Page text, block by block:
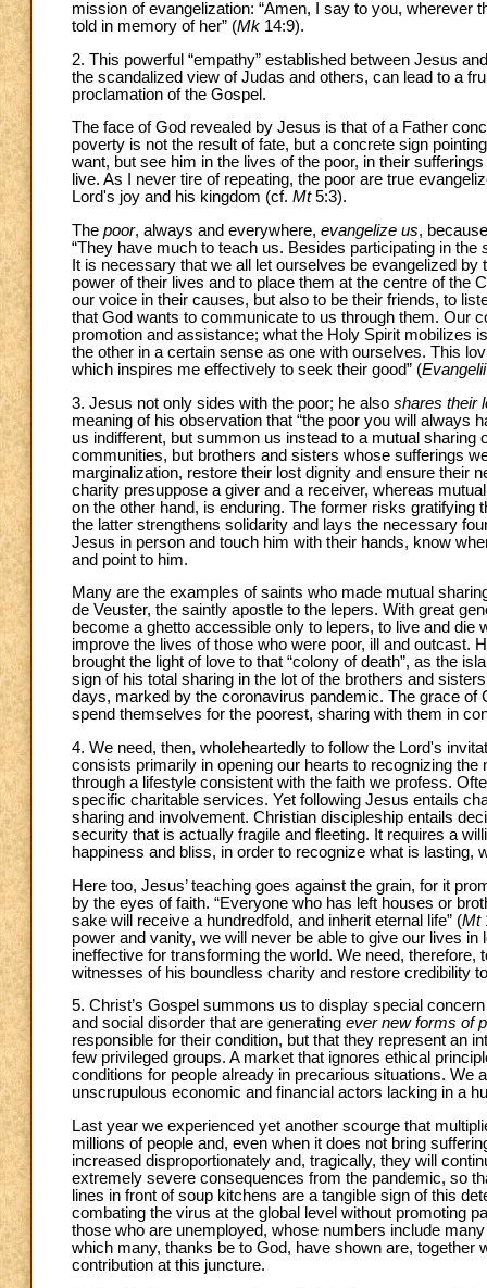
mission of evangelization: “Amen, I say to you, wherever
told in memory of her” (Mk 14:9).
2. This powerful “empathy” established between Jesus
the scandalized view of Judas and others, can lead to a
proclamation of the Gospel.
The face of God revealed by Jesus is that of a Father
poverty is not the result of fate, but a concrete sign
want, but see him in the lives of the poor, in their
live. As I never tire of repeating, the poor are true
Lord's joy and his kingdom (cf. Mt5:3).
The poor, always and everywhere, evangelize us,
“They have much to teach us. Besides participating in the
It is necessary that we all let ourselves be evangelized
power of their lives and to place them at the centre of the
our voice in their causes, but also to be their friends, to
that God wants to communicate to us through them. Our
promotion and assistance; what the Holy Spirit mobilizes
the other in a certain sense as one with ourselves. This
which inspires me effectively to seek their good” (
3. Jesus not only sides with the poor; he also shares their
meaning of his observation that “the poor you will always
us indifferent, but summon us instead to a mutual sharing
communities, but brothers and sisters whose sufferings
marginalization, restore their lost dignity and ensure their
charity presuppose a giver and a receiver, whereas
on the other hand, is enduring. The former risks
the latter strengthens solidarity and lays the necessary
Jesus in person and touch him with their hands, know
and point to him.
Many are the examples of saints who made mutual
de Veuster, the saintly apostle to the lepers. With great
become a ghetto accessible only to lepers, to live and
improve the lives of those who were poor, ill and outcast.
brought the light of love to that “colony of death”, as the
sign of his total sharing in the lot of the brothers and
days, marked by the coronavirus pandemic. The grace
spend themselves for the poorest, sharing with them in
4. We need, then, wholeheartedly to follow the Lord's
consists primarily in opening our hearts to recognizing
through a lifestyle consistent with the faith we profess.
specific charitable services. Yet following Jesus entails
sharing and involvement. Christian discipleship entails
security that is actually fragile and fleeting. It requires a
happiness and bliss, in order to recognize what is
Here too, Jesus’ teaching goes against the grain, for it
by the eyes of faith. “Everyone who has left houses or
sake will receive a hundredfold, and inherit eternal life” (Mt
power and vanity, we will never be able to give our lives
ineffective for transforming the world. We need,
witnesses of his boundless charity and restore credibility
5. Christ’s Gospel summons us to display special
and social disorder that are generating ever new forms of
responsible for their condition, but that they represent an
few privileged groups. A market that ignores ethical
conditions for people already in precarious situations.
unscrupulous economic and financial actors lacking in a
Last year we experienced yet another scourge that
millions of people and, even when it does not bring
increased disproportionately and, tragically, they will
extremely severe consequences from the pandemic, so
lines in front of soup kitchens are a tangible sign of this
combating the virus at the global level without promoting
those who are unemployed, whose numbers include
which many, thanks be to God, have shown are,
contribution at this juncture.